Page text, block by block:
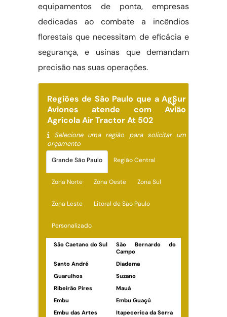
equipamentos de ponta, empresas
dedicadas ao combate a incêndios
florestais que necessitam de eficácia e
segurança, e usinas que demandam
precisão nas suas operações.
Regiões de São Paulo que a AgSur
Aviones atende com Avião
Agrícola Air Tractor At 502
Selecione uma região para solicitar um
orçamento
Grande São Paulo Região Central
Zona Norte Zona Oeste Zona Sul
Zona Leste Litoral de São Paulo
Personalizado
São Caetano do Sul
São Bernardo do
Campo
Santo André
Diadema
Guarulhos
Suzano
Ribeirão Pires
Mauá
Embu
Embu Guaçú
Embu das Artes
Itapecerica da Serra